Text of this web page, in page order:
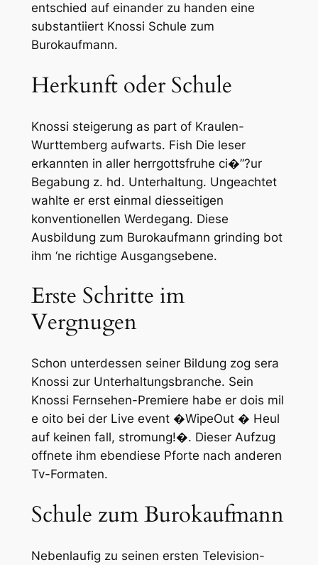
entschied auf einander zu handen eine
substantiiert Knossi Schule zum
Burokaufmann.
Herkunft oder Schule
Knossi steigerung as part of Kraulen-
Wurttemberg aufwarts. Fish Die leser
erkannten in aller herrgottsfruhe ci�”?ur
Begabung z. hd. Unterhaltung. Ungeachtet
wahlte er erst einmal diesseitigen
konventionellen Werdegang. Diese
Ausbildung zum Burokaufmann grinding bot
ihm ‘ne richtige Ausgangsebene.
Erste Schritte im
Vergnugen
Schon unterdessen seiner Bildung zog sera
Knossi zur Unterhaltungsbranche. Sein
Knossi Fernsehen-Premiere habe er dois mil
e oito bei der Live event �WipeOut � Heul
auf keinen fall, stromung!�. Dieser Aufzug
offnete ihm ebendiese Pforte nach anderen
Tv-Formaten.
Schule zum Burokaufmann
Nebenlaufig zu seinen ersten Television-